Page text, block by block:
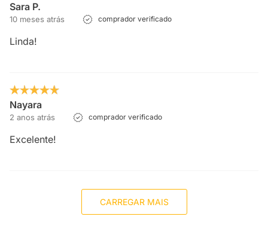
Sara P.
10 meses atrás comprador verificado
Linda!
Nayara
2 anos atrás comprador verificado
Excelente!
CARREGAR MAIS